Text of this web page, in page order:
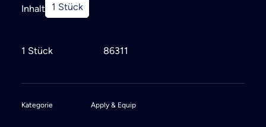
Inhalt 1 Stück
1 Stück 86311
Kategorie Apply & Equip